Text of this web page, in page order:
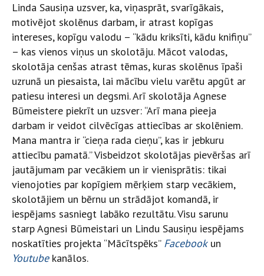
Linda Sausiņa uzsver, ka, viņasprāt, svarīgākais,
motivējot skolēnus darbam, ir atrast kopīgas
intereses, kopīgu valodu – “kādu kriksīti, kādu knifiņu”
– kas vienos viņus un skolotāju. Mācot valodas,
skolotāja cenšas atrast tēmas, kuras skolēnus īpaši
uzrunā un piesaista, lai mācību vielu varētu apgūt ar
patiesu interesi un degsmi. Arī skolotāja Agnese
Būmeistere piekrīt un uzsver: “Arī mana pieeja
darbam ir veidot cilvēcīgas attiecības ar skolēniem.
Mana mantra ir “cieņa rada cieņu”, kas ir jebkuru
attiecību pamatā.” Visbeidzot skolotājas pievēršas arī
jautājumam par vecākiem un ir vienisprātis: tikai
vienojoties par kopīgiem mērķiem starp vecākiem,
skolotājiem un bērnu un strādājot komandā, ir
iespējams sasniegt labāko rezultātu. Visu sarunu
starp Agnesi Būmeistari un Lindu Sausiņu iespējams
noskatīties projekta “Mācītspēks” Facebookun
Youtubekanālos.